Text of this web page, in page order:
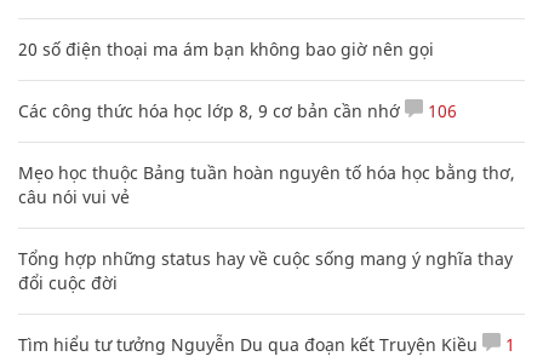
20 số điện thoại ma ám bạn không bao giờ nên gọi
Các công thức hóa học lớp 8, 9 cơ bản cần nhớ 106
Mẹo học thuộc Bảng tuần hoàn nguyên tố hóa học bằng thơ,
câu nói vui vẻ
Tổng hợp những status hay về cuộc sống mang ý nghĩa thay
đổi cuộc đời
Tìm hiểu tư tưởng Nguyễn Du qua đoạn kết Truyện Kiều 1